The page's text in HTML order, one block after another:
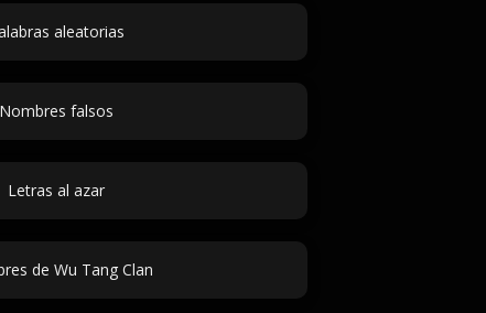
aleatorias
Nombres falsos
Letras al azar
de Wu Tang Clan